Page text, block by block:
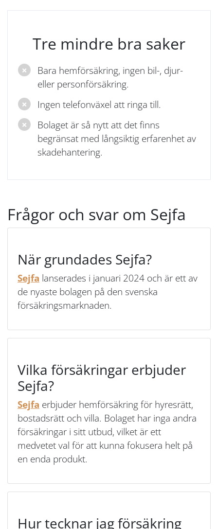
Tre mindre bra saker
Bara hemförsäkring, ingen bil-, djur-
eller personförsäkring.
Ingen telefonväxel att ringa till.
Bolaget är så nytt att det finns
begränsat med långsiktig erfarenhet av
skadehantering.
Frågor och svar om Sejfa
När grundades Sejfa?
Sejfa lanserades i januari 2024 och är ett av
de nyaste bolagen på den svenska
försäkringsmarknaden.
Vilka försäkringar erbjuder
Sejfa?
Sejfa erbjuder hemförsäkring för hyresrätt,
bostadsrätt och villa. Bolaget har inga andra
försäkringar i sitt utbud, vilket är ett
medvetet val för att kunna fokusera helt på
en enda produkt.
Hur tecknar jag försäkring